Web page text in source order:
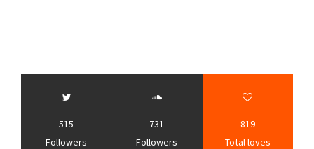
515
Followers
731
Followers
819
Total loves